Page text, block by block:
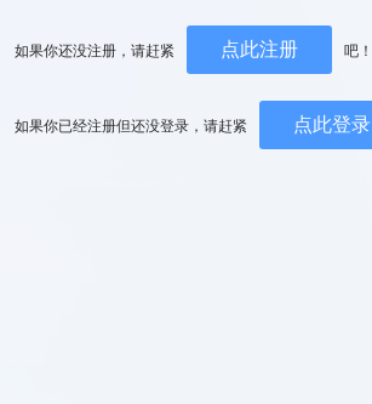
如果你还没注册，请赶紧 点此注册 吧！
如果你已经注册但还没登录，请赶紧 点此登录